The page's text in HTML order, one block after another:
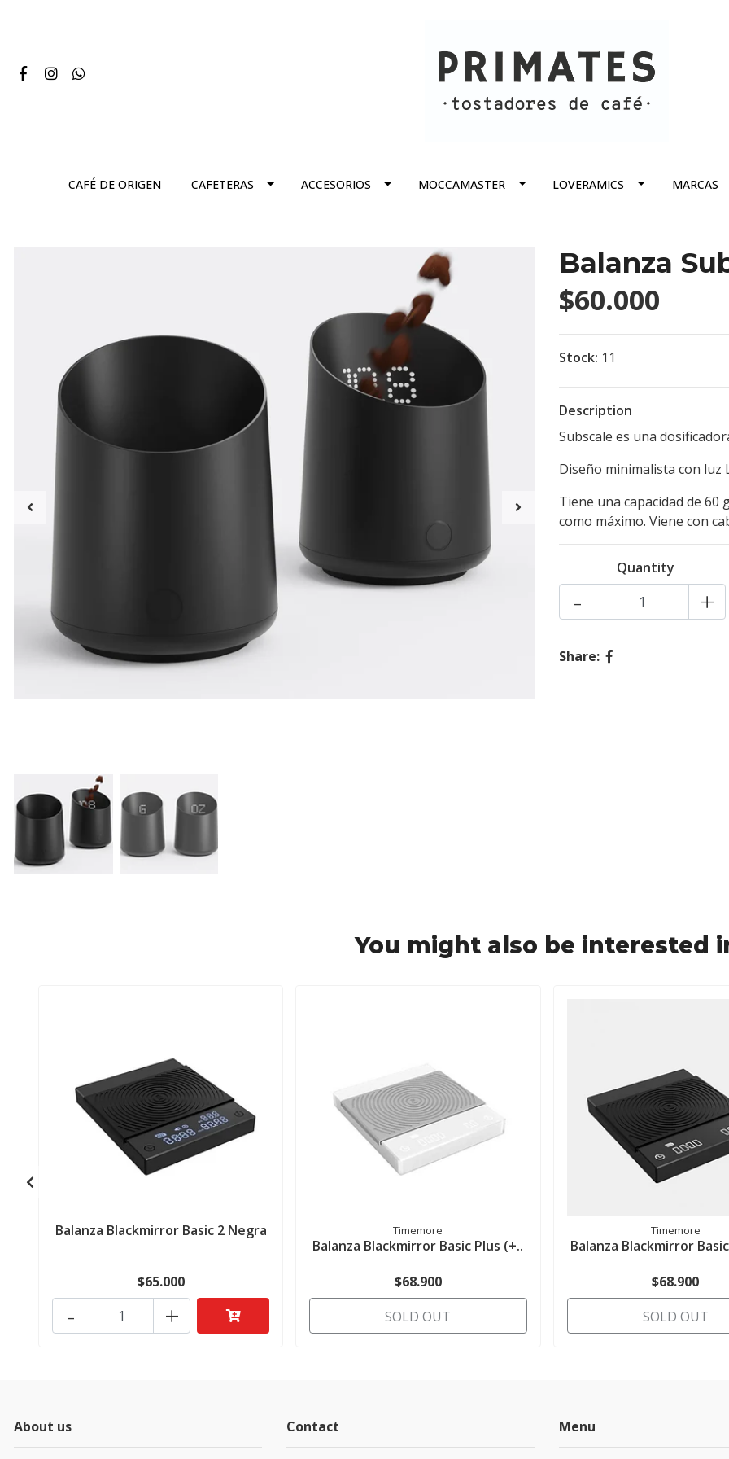
CAFÉ DE ORIGEN CAFETERAS ACCESORIOS MOCCAMASTER LOVERAMICS MARCAS
Balanza
$60.000
Stock: 11
Description
Subscale es una
Diseño minimalista con luz
Tiene una capacidad de 60
como máximo. Viene con
Quantity
+
-
Share:
You might also be interested
Balanza Blackmirror Basic 2 Negra
$65.000
+
-
Timemore
Balanza Blackmirror Basic Plus (+..
$68.900
SOLD OUT
Timemore
Balanza Blackmirror
$68.900
SOLD OUT
About us Contact Menu